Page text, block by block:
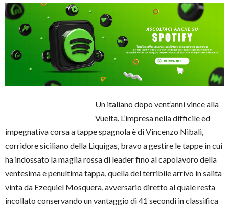
Un italiano dopo vent’anni vince alla
Vuelta. L’impresa nella difficile ed
impegnativa corsa a tappe spagnola è di Vincenzo Nibali,
corridore siciliano della Liquigas, bravo a gestire le tappe in cui
ha indossato la maglia rossa di leader fino al capolavoro della
ventesima e penultima tappa, quella del terribile arrivo in salita
vinta da Ezequiel Mosquera, avversario diretto al quale resta
incollato conservando un vantaggio di 41 secondi in classifica